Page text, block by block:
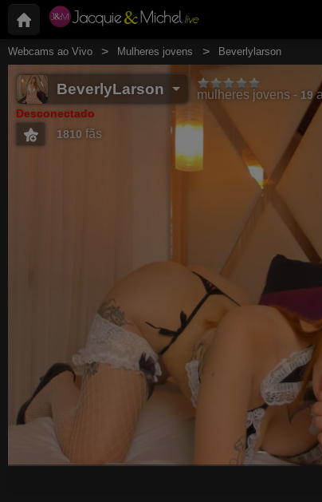
Webcams ao Vivo Mulheres jovens Beverlylarson
BeverlyLarson mulheres jovens 19
Desconectado
1810 fãs